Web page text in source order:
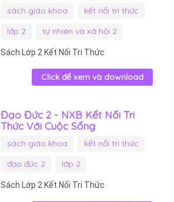
sách giáo khoa
kết nối tri thức
lớp 2
tự nhiên và xã hội 2
Sách Lớp 2 Kết Nối Tri Thức
Click để xem và download
Đạo Đức 2 - NXB Kết Nối Tri
Thức Với Cuộc Sống
sách giáo khoa
kết nối tri thức
đạo đức 2
lớp 2
Sách Lớp 2 Kết Nối Tri Thức